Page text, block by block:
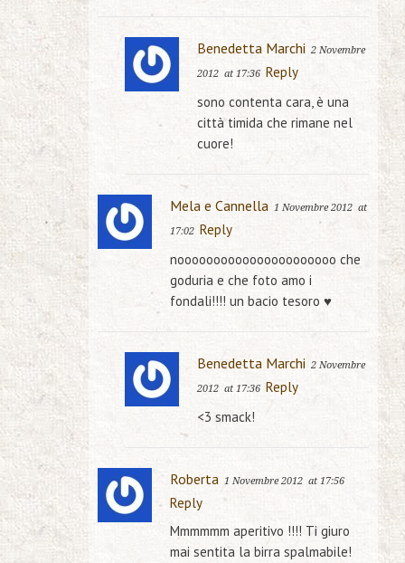
Benedetta Marchi 2 Novembre
2012 at 17:36 Reply
sono contenta cara, è una
città timida che rimane nel
cuore!
Mela e Cannella 1 Novembre 2012 at
17:02 Reply
noooooooooooooooooooooo che
goduria e che foto amo i
fondali!!!! un bacio tesoro ♥
Benedetta Marchi 2 Novembre
2012 at 17:36 Reply
<3 smack!
Roberta 1 Novembre 2012 at 17:56
Reply
Mmmmmm aperitivo !!!! Ti giuro
mai sentita la birra spalmabile!